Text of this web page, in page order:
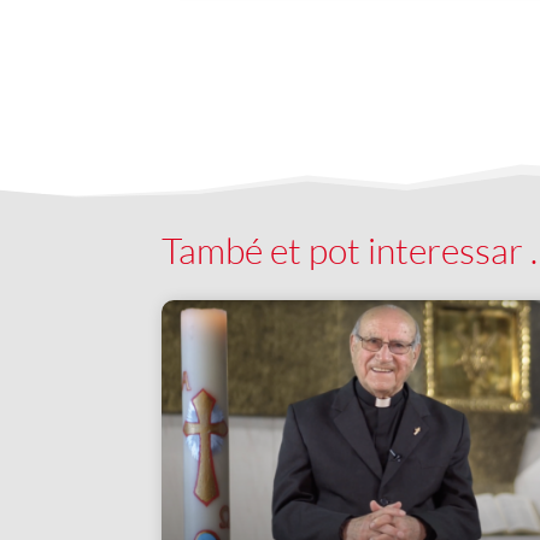
També et pot interessar